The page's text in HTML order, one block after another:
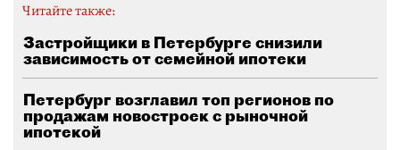
Читайте также:
Застройщики в Петербурге снизили
зависимость от семейной ипотеки
Петербург возглавил топ регионов по
продажам новостроек с рыночной
ипотекой